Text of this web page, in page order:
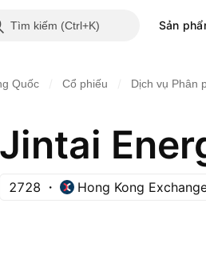
Tìm kiếm Sản
Quốc Cổ phiếu Dịch vụ Phân
Jintai
2728 Hong Kong